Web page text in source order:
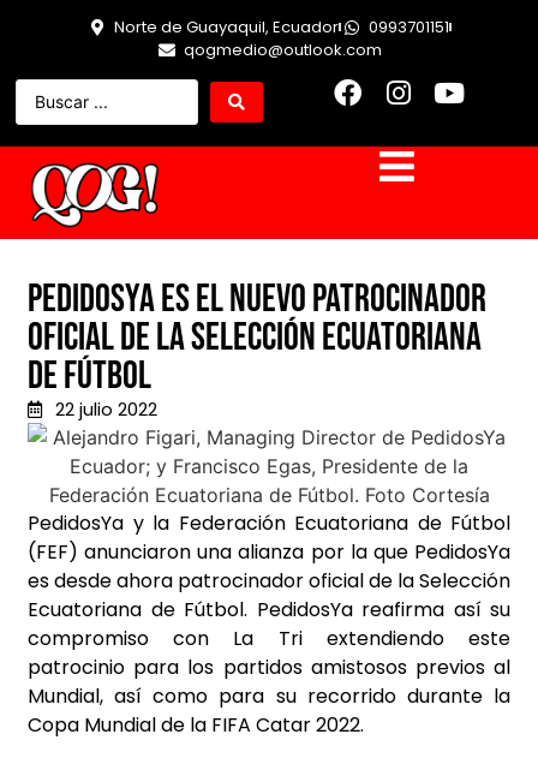
Norte de Guayaquil, Ecuador
0993701151
qogmedio@outlook.com
PedidosYa es el nuevo patrocinador
oficial de la Selección Ecuatoriana
de Fútbol
22 julio 2022
PedidosYa y la Federación Ecuatoriana de Fútbol
(FEF) anunciaron una alianza por la que PedidosYa
es desde ahora patrocinador oficial de la Selección
Ecuatoriana de Fútbol. PedidosYa reafirma así su
compromiso con La Tri extendiendo este
patrocinio para los partidos amistosos previos al
Mundial, así como para su recorrido durante la
Copa Mundial de la FIFA Catar 2022.